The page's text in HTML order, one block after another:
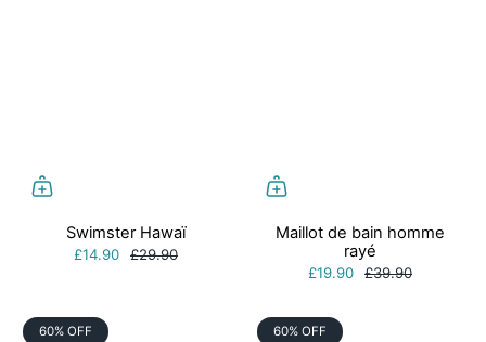
Swimster Hawaï
£14.90 £29.90
Maillot de bain homme
rayé
£19.90 £39.90
60% OFF 60% OFF